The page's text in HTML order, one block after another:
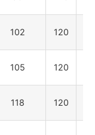
102 120
105 120
118 120